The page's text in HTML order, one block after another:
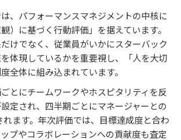
、パフォーマンスマネジメントの中核に
）に基づく行動評価」を据えています。
けでなく、従業員がいかにスターバック
体現しているかを重要視し、「人を大切
全体に組み込まれています。
とにチームワークやホスピタリティを反
定され、四半期ごとにマネージャーとの
ます。年次評価では、目標達成度と合わ
プやコラボレーションへの貢献度も査定